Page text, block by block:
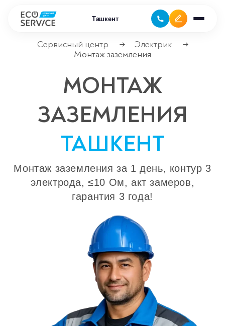
Ташкент
Ремонт климатической техники
Ремонт компьютерной техники
Ремонт крупно бытовой техники
Ремонт цифровой техники
Ремонт микроволновок
Ремонт парогенераторов
Сервисный центр → Электрик
→
Монтаж заземления
МОНТАЖ
ЗАЗЕМЛЕНИЯ
ТАШКЕНТ
Монтаж заземления за 1 день, контур 3
электрода, ≤10 Ом, акт замеров,
гарантия 3 года!